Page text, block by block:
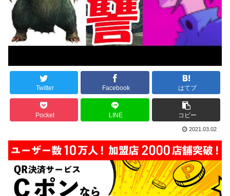
Twitter Facebook はてブ
Pocket LINE コピー
2021.03.02